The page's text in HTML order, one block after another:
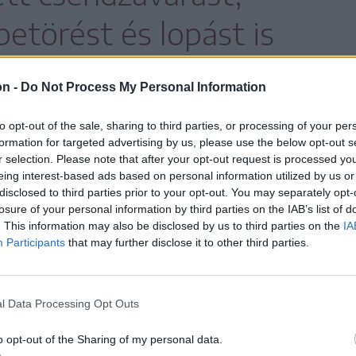
- Do Not Process My Personal Information
opt-out of the sale, sharing to third parties, or processing of your
for targeted advertising by us, please use the below opt-out
selection. Please note that after your opt-out request is processed
interest-based ads based on personal information utilized by us
to third parties prior to your opt-out. You may separately
of your personal information by third parties on the IAB’s list of
This information may also be disclosed by us to third parties on the
Participants that may further disclose it to other third parties.
Data Processing Opt Outs
opt-out of the Sharing of my personal data.
és lopást is
diszpécserüknek.
megelőzünk, de az előforduló
kézre kerítése is hatékonyabb a polgárőrök
A civil szervezet fenntartását a helyi
támogatja.
szeretnék felhívni a figyelmet
példát mutatni, és biztatni,
még kialakulóban van vagy nem